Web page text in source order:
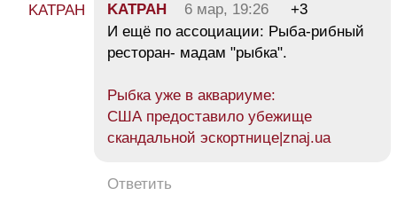
KATPAH 6 мар, 19:26
+3
И ещё по ассоциации: Рыба-рибный
ресторан- мадам "рыбка".
Рыбка уже в аквариуме:
США предоставило убежище
скандальной эскортнице|znaj.ua
Ответить